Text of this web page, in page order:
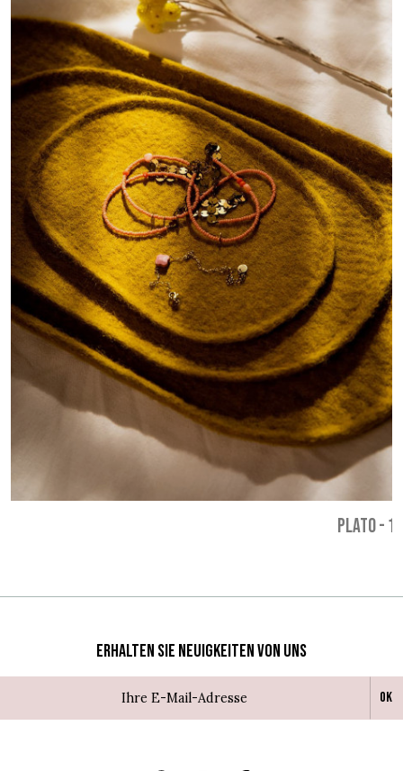
PLATO-
Erhalten Sie Neuigkeiten von uns
Ok